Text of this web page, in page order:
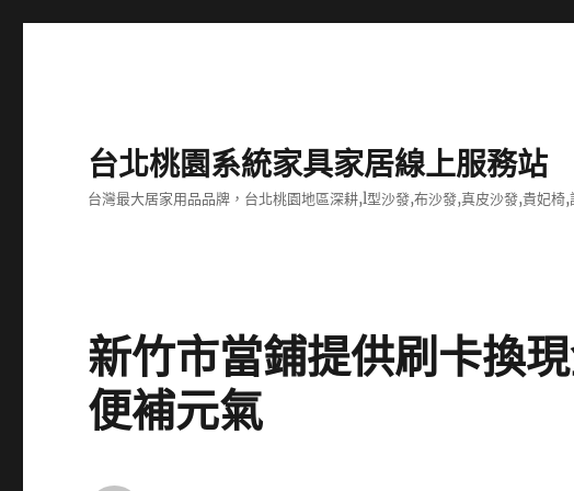
台北桃園系統家具家居線上服務站
台灣最大居家用品品牌，台北桃園地區深耕,l型沙發,布沙發,真皮沙發,貴妃椅,
新竹市當鋪提供刷卡換
便補元氣